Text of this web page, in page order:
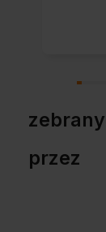
przez